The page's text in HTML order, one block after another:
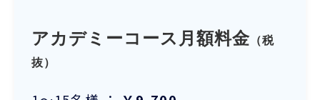
アカデミーコース月額料金 （税
抜）